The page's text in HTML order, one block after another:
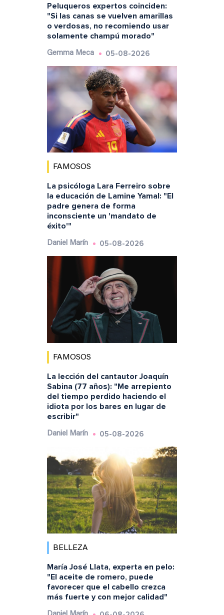
Peluqueros expertos coinciden:
"Si las canas se vuelven amarillas
o verdosas, no recomiendo usar
solamente champú morado"
Gemma Meca 05-08-2026
FAMOSOS
La psicóloga Lara Ferreiro sobre
la educación de Lamine Yamal: "El
padre genera de forma
inconsciente un 'mandato de
éxito'"
Daniel Marín 05-08-2026
FAMOSOS
La lección del cantautor Joaquín
Sabina (77 años): "Me arrepiento
del tiempo perdido haciendo el
idiota por los bares en lugar de
escribir"
Daniel Marín 05-08-2026
BELLEZA
María José Llata, experta en pelo:
"El aceite de romero, puede
favorecer que el cabello crezca
más fuerte y con mejor calidad"